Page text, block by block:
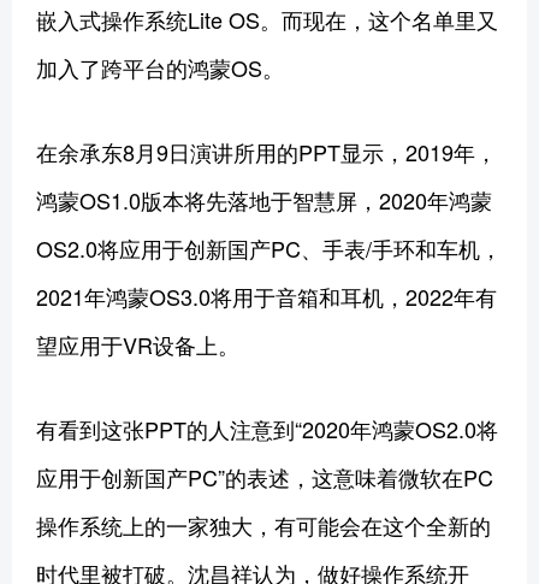
嵌入式操作系统Lite OS。而现在，这个名单里又
加入了跨平台的鸿蒙OS。
在余承东8月9日演讲所用的PPT显示，2019年，
鸿蒙OS1.0版本将先落地于智慧屏，2020年鸿蒙
OS2.0将应用于创新国产PC、手表/手环和车机，
2021年鸿蒙OS3.0将用于音箱和耳机，2022年有
望应用于VR设备上。
有看到这张PPT的人注意到“2020年鸿蒙OS2.0将
应用于创新国产PC”的表述，这意味着微软在PC
操作系统上的一家独大，有可能会在这个全新的
时代里被打破。沈昌祥认为，做好操作系统开